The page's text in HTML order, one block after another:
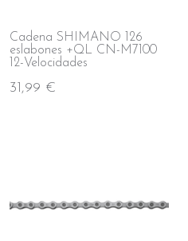
Cadena SHIMANO 126
eslabones +QL CN-M7100
12-Velocidades
31,99 €